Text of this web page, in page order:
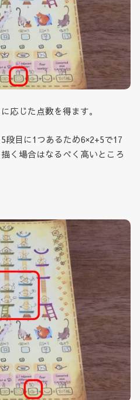
応じた点数を得ます。
段目に1つあるため6×2+5で17
く場合はなるべく高いところ